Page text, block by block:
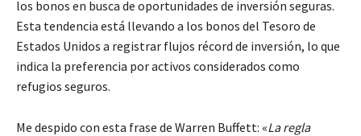
los bonos en busca de oportunidades de inversión seguras.
Esta tendencia está llevando a los bonos del Tesoro de
Estados Unidos a registrar flujos récord de inversión, lo que
indica la preferencia por activos considerados como
refugios seguros.
Me despido con esta frase de Warren Buffett: «La regla